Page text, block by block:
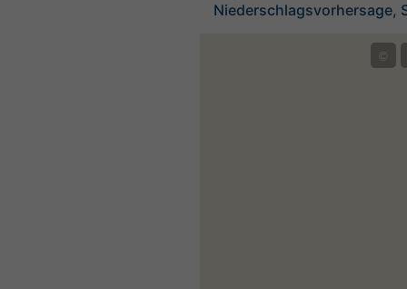
Niederschlagsvorhersage,
©